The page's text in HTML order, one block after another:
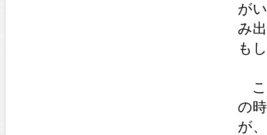
が
み
も
こ
の
が